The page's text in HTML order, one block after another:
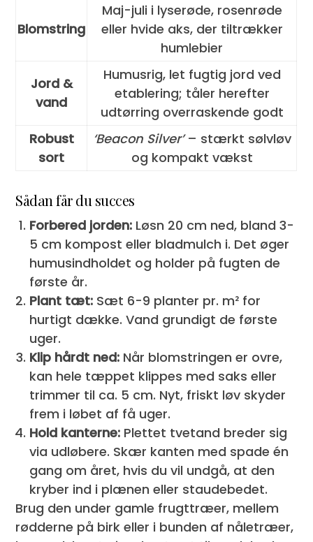
Blomstring
Maj-juli i lyserøde, rosenrøde
eller hvide aks, der tiltrækker
humlebier
Jord &
vand
Humusrig, let fugtig jord ved
etablering; tåler herefter
udtørring overraskende godt
Robust
sort
‘Beacon Silver’– stærkt sølvløv
og kompakt vækst
Sådan får du succes
Forbered jorden: Løsn 20 cm ned, bland 3-
5 cm kompost eller bladmulch i. Det øger
humusindholdet og holder på fugten de
første år.
Plant tæt: Sæt 6-9 planter pr. m² for
hurtigt dække. Vand grundigt de første
uger.
Klip hårdt ned: Når blomstringen er ovre,
kan hele tæppet klippes med saks eller
trimmer til ca. 5 cm. Nyt, friskt løv skyder
frem i løbet af få uger.
Hold kanterne: Plettet tvetand breder sig
via udløbere. Skær kanten med spade én
gang om året, hvis du vil undgå, at den
kryber ind i plænen eller staudebedet.
Brug den under gamle frugttræer, mellem
rødderne på birk eller i bunden af nåletræer,